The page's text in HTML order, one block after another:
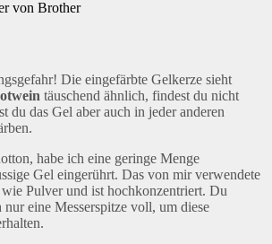
Die eingefärbte Gelkerze sieht
täuschend ähnlich, findest du nicht
du das Gel aber auch in jeder anderen
habe ich eine geringe Menge
Gel eingerührt. Das von mir verwendete
wie Pulver und ist hochkonzentriert. Du
eine Messerspitze voll, um diese